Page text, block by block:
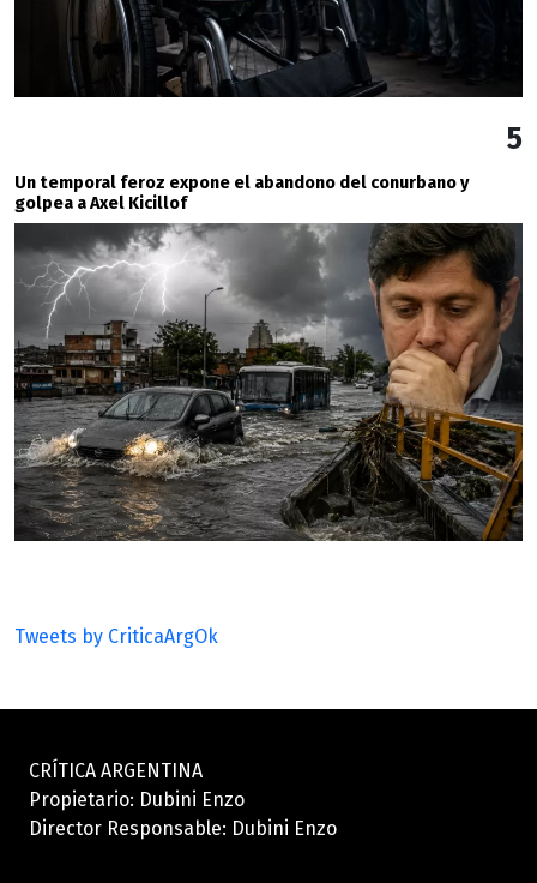
5
Un temporal feroz expone el abandono del conurbano y
golpea a Axel Kicillof
Tweets by CriticaArgOk
CRÍTICA ARGENTINA
Propietario: Dubini Enzo
Director Responsable: Dubini Enzo